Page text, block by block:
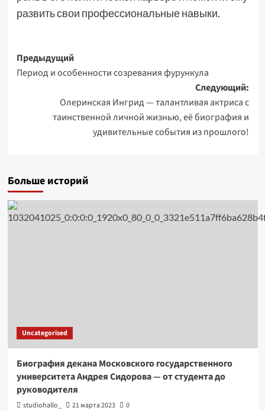
развить свои профессиональные навыки.
Навигация
записи
Предыдущий
Период и особенности созревания фурункула
Следующий:
Олеринская Ингрид — талантливая актриса с
таинственной личной жизнью, её биография и
удивительные события из прошлого!
Больше историй
Uncategorised
Биография декана Московского государственного
университета Андрея Сидорова — от студента до
руководителя
studiohallo_ 21 марта 2023 0